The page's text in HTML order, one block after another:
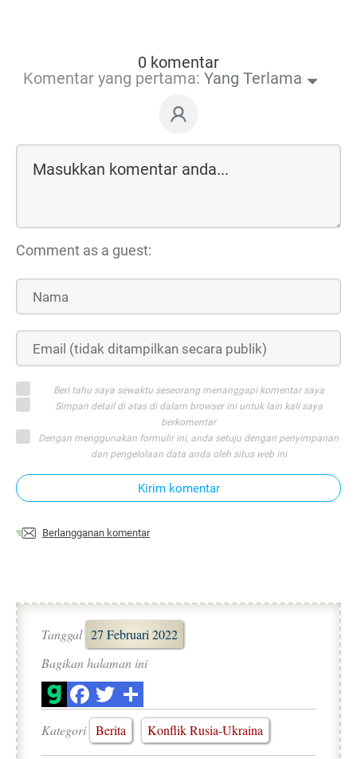
0 komentar
Komentar yang pertama: Yang Terlama
Comment as a guest:
Beri tahu saya sewaktu seseorang menanggapi komentar saya
Simpan detail di atas di dalam browser ini untuk lain kali saya
berkomentar
Dengan menggunakan formulir ini, anda setuju dengan penyimpanan
dan pengelolaan data anda oleh situs web ini
Kirim komentar
Berlangganan komentar
Tanggal 27 Februari 2022
Bagikan halaman ini
Kategori Berita Konflik Rusia-Ukraina